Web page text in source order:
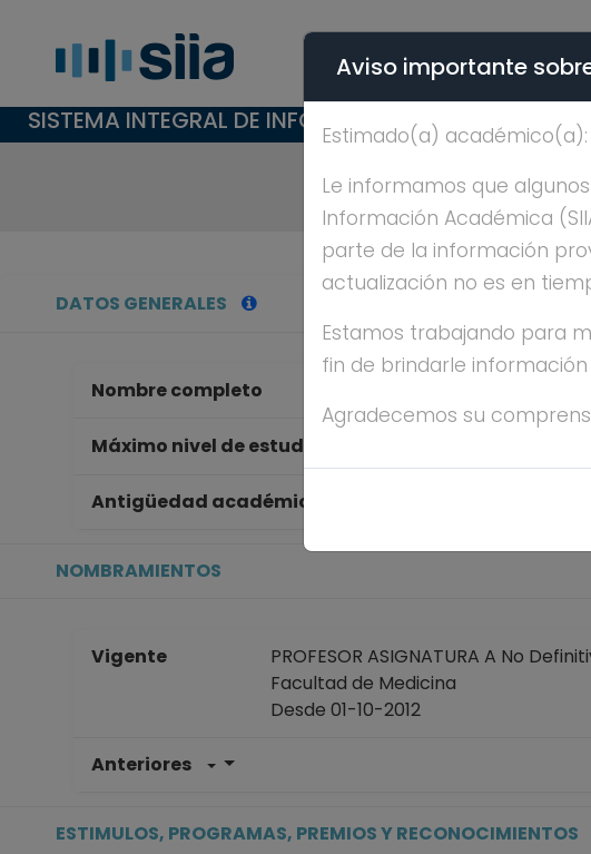
SISTEMA INTEGRAL DE INFORMACIÓN ACADÉMICA -
DATOS GENERALES
Nombre completo
Máximo nivel de estudios
Antigüedad académica en la UNAM
NOMBRAMIENTOS
Vigente
PROFESOR ASIGNATURA A No
Facultad de Medicina
Desde 01-10-2012
Anteriores
ESTIMULOS, PROGRAMAS, PREMIOS Y RECONOCIMIENTOS
Aviso importante
Estimado(a) académico(a):
Le informamos que
Información Académica
parte de la información
actualización no es en
Estamos trabajando para
fin de brindarle
Agradecemos su